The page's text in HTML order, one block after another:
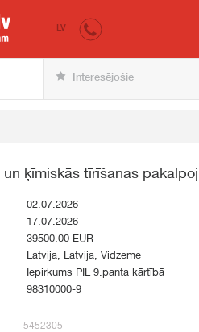
iepirkumi.lv
LV
Interesējošie
un ķīmiskās tīrīšanas
02.07.2026
17.07.2026
39500.00 EUR
Latvija, Latvija, Vidzeme
Iepirkums PIL 9.panta kārtībā
98310000-9
5452305